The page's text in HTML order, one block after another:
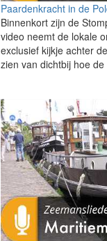
Paardenkracht in de
Binnenkort zijn de
video neemt de lokale
exclusief kijkje achter
zien van dichtbij hoe